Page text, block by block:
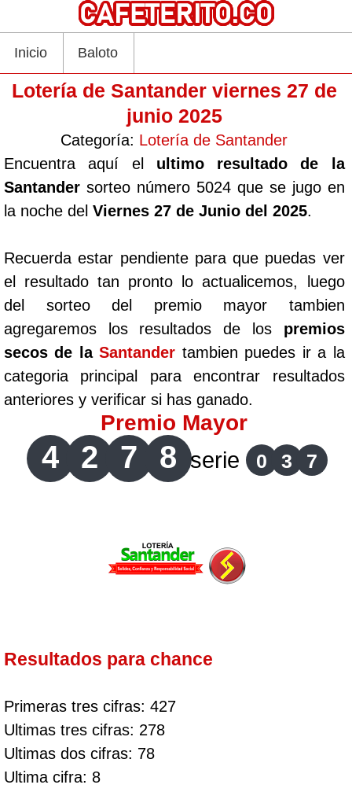
Inicio Baloto
Lotería de Santander viernes 27 de
junio 2025
Categoría: Lotería de Santander
Encuentra aquí el ultimo resultado de la
Santander sorteo número 5024 que se jugo en
la noche del Viernes 27 de Junio del 2025.
Recuerda estar pendiente para que puedas ver
el resultado tan pronto lo actualicemos, luego
del sorteo del premio mayor tambien
agregaremos los resultados de los premios
secos de laSantander tambien puedes ir a la
categoria principal para encontrar resultados
anteriores y verificar si has ganado.
Premio Mayor
4 2 7 8 serie 0 3 7
Resultados para chance
Primeras tres cifras: 427
Ultimas tres cifras: 278
Ultimas dos cifras: 78
Ultima cifra: 8